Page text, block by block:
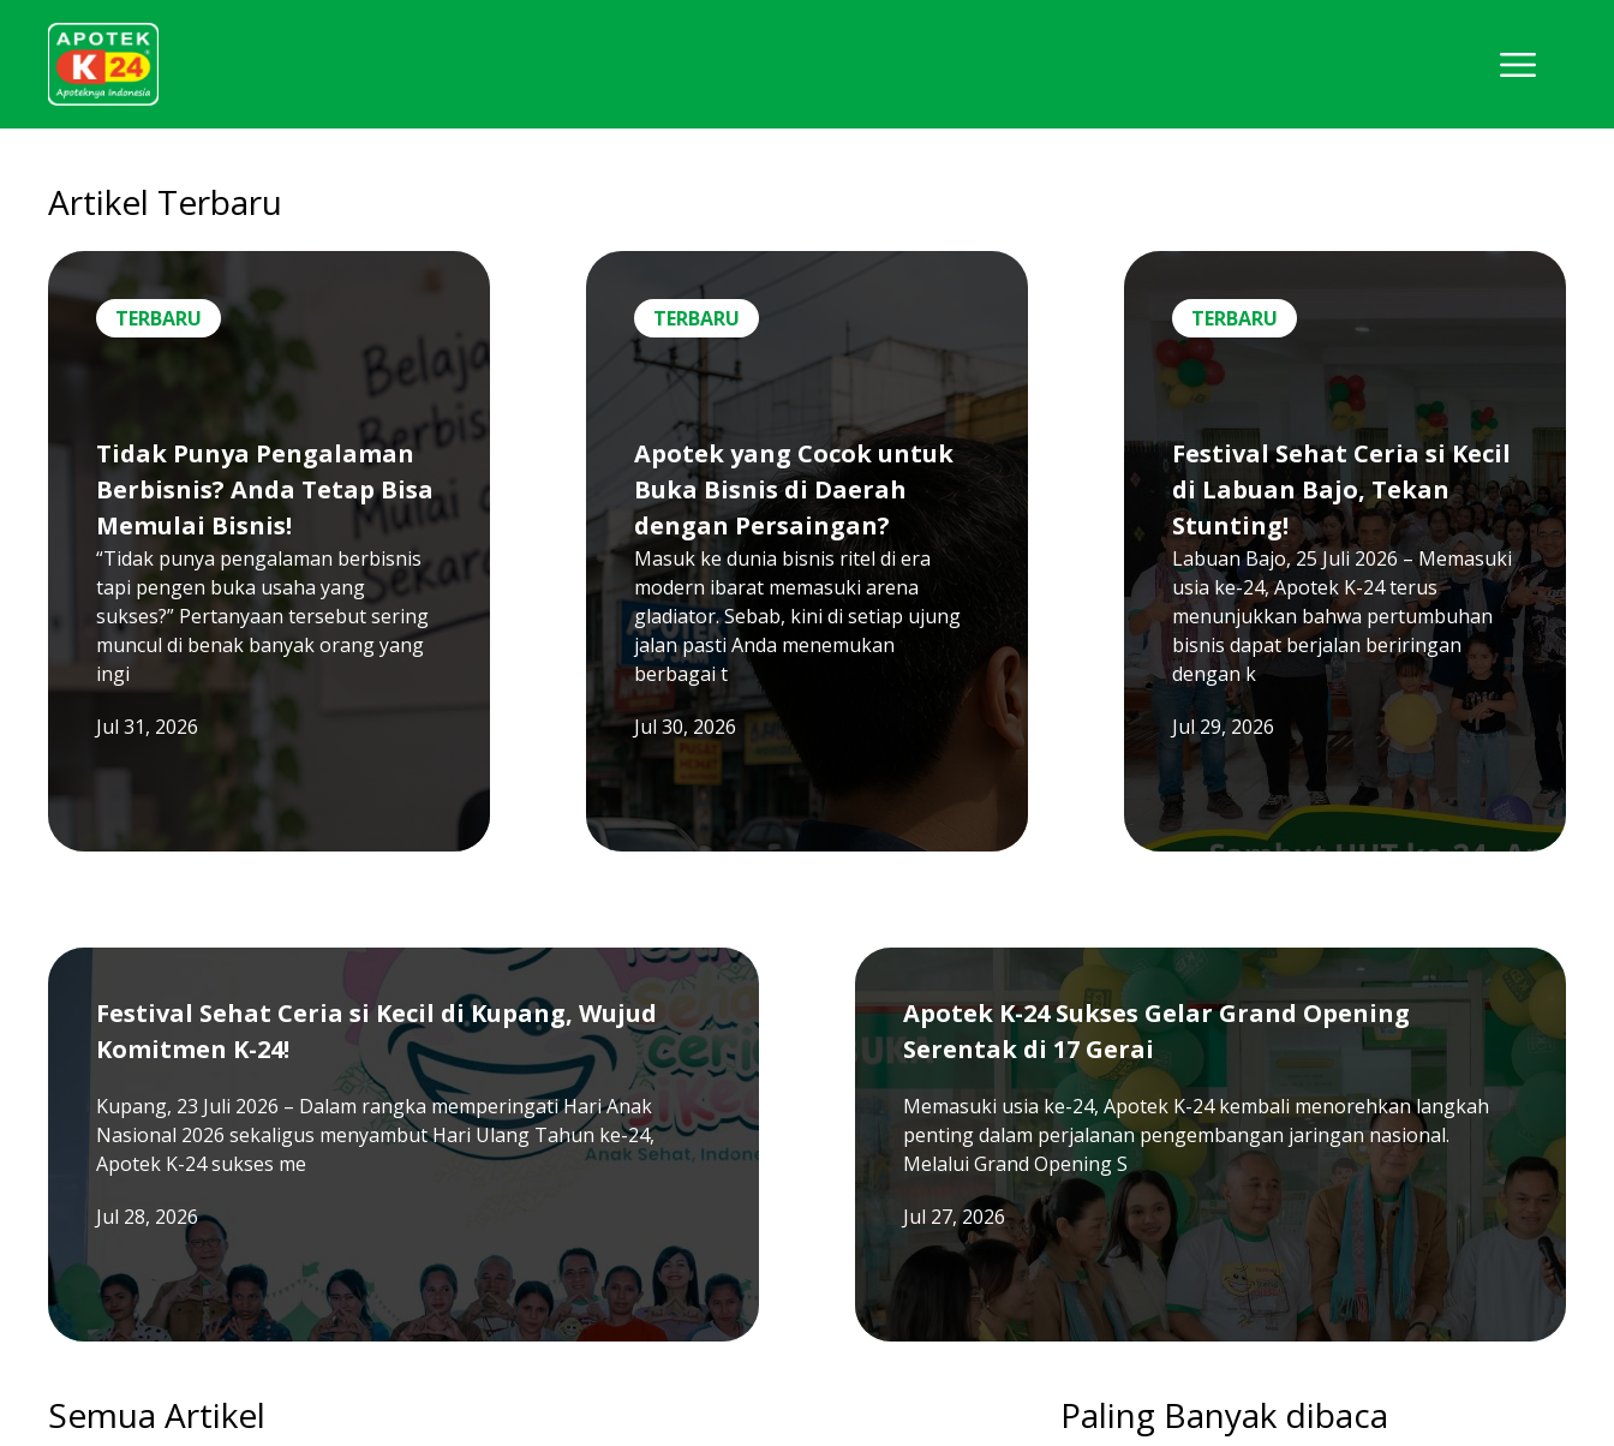
Artikel Terbaru
Tidak Punya Pengalaman
Berbisnis? Anda Tetap Bisa
Memulai Bisnis!
“Tidak punya pengalaman berbisnis
tapi pengen buka usaha yang
sukses?” Pertanyaan tersebut sering
muncul di benak banyak orang yang
ingi
Jul 31, 2026
TERBARU
Apotek yang Cocok untuk
Buka Bisnis di Daerah
dengan Persaingan?
Masuk ke dunia bisnis ritel di era
modern ibarat memasuki arena
gladiator. Sebab, kini di setiap ujung
jalan pasti Anda menemukan
berbagai t
Jul 30, 2026
TERBARU
Festival Sehat Ceria si Kecil
di Labuan Bajo, Tekan
Stunting!
Labuan Bajo, 25 Juli 2026 – Memasuki
usia ke-24, Apotek K-24 terus
menunjukkan bahwa pertumbuhan
bisnis dapat berjalan beriringan
dengan k
Jul 29, 2026
TERBARU
Festival Sehat Ceria si Kecil di Kupang, Wujud
Komitmen K-24!
Kupang, 23 Juli 2026 – Dalam rangka memperingati Hari Anak
Nasional 2026 sekaligus menyambut Hari Ulang Tahun ke-24,
Apotek K-24 sukses me
Jul 28, 2026
Apotek K-24 Sukses Gelar Grand Opening
Serentak di 17 Gerai
Memasuki usia ke-24, Apotek K-24 kembali menorehkan langkah
penting dalam perjalanan pengembangan jaringan nasional.
Melalui Grand Opening S
Jul 27, 2026
Semua Artikel Paling Banyak dibaca